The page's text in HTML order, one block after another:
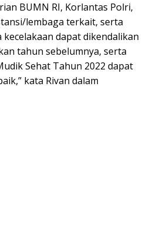
BUMN RI, Korlantas Polri,
lembaga terkait, serta
dapat dikendalikan
tahun sebelumnya, serta
Sehat Tahun 2022 dapat
kata Rivan dalam